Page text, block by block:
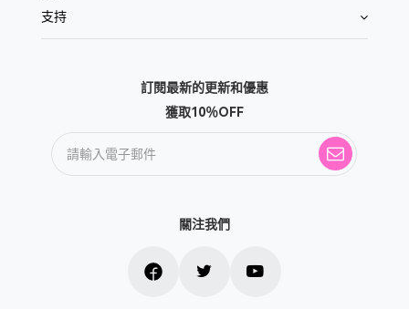
支持
訂閱最新的更新和優惠
獲取10％OFF
關注我們